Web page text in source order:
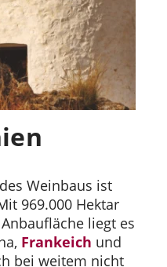
Weinbaus ist
969.000 Hektar
liegt es
Frankeich und
bei weitem nicht